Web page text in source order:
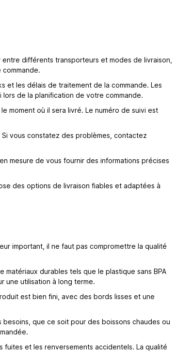
différents transporteurs et modes de livraison,
les délais de traitement de la commande. Les
de la planification de votre commande.
moment où il sera livré. Le numéro de suivi est
vous constatez des problèmes, contactez
mesure de vous fournir des informations précises
des options de livraison fiables et adaptées à
important, il ne faut pas compromettre la qualité
durables tels que le plastique sans BPA
une utilisation à long terme.
est bien fini, avec des bords lisses et une
que ce soit pour des boissons chaudes ou
et les renversements accidentels. La qualité